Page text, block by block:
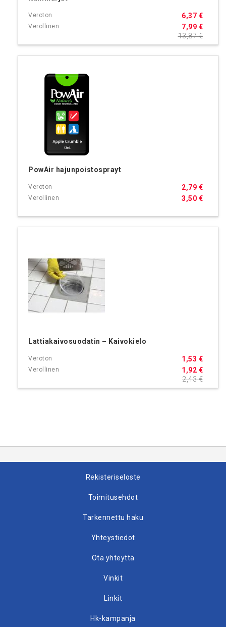
7,99 €
6,37 €
13,87 €
PowAir hajunpoistosprayt
3,50 €
2,79 €
Lattiakaivosuodatin – Kaivokielo
1,92 €
1,53 €
2,43 €
Rekisteriseloste
Toimitusehdot
Tarkennettu haku
Yhteystiedot
Ota yhteyttä
Vinkit
Linkit
Hk-kampanja